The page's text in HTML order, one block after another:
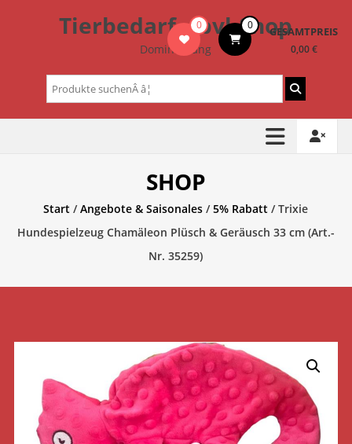
Tierbedarf – bvl-Shop
Dominik Lang
0 0 GESAMTPREIS
0,00 €
Suchen
nach:
SHOP
Start /Angebote & Saisonales /5% Rabatt / Trixie
Hundespielzeug Chamäleon Plüsch & Geräusch 33 cm (Art.-
Nr. 35259)